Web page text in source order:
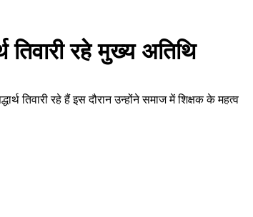
रहे मुख्य अतिथि
तिवारी रहे हैं इस दौरान उन्होंने समाज में शिक्षक के महत्व